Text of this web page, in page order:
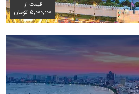
قیمت از
۵,۰۰۰,۰۰۰ تومان